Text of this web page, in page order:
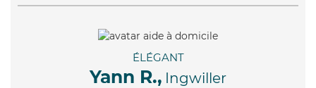
ÉLÉGANT
Yann R., Ingwiller